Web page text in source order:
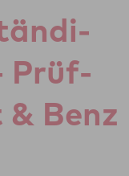
Prüf­
Benz